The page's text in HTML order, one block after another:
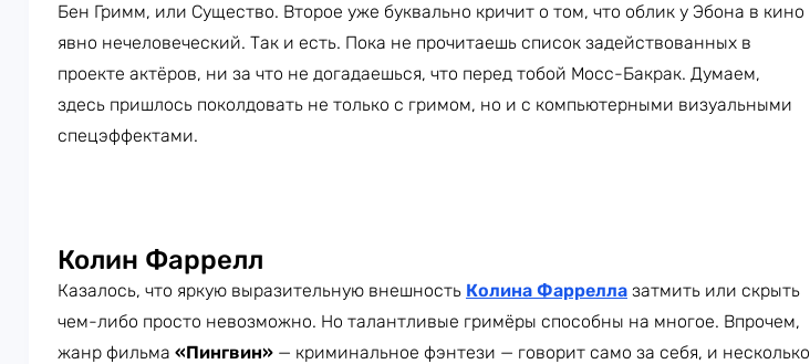
Бен Гримм, или Существо. Второе уже буквально кричит о том, что облик у Эбона в кино
явно нечеловеческий. Так и есть. Пока не прочитаешь список задействованных в
проекте актёров, ни за что не догадаешься, что перед тобой Мосс-Бакрак. Думаем,
здесь пришлось поколдовать не только с гримом, но и с компьютерными визуальными
спецэффектами.
Колин Фаррелл
Казалось, что яркую выразительную внешность Колина Фаррелла затмить или скрыть
чем-либо просто невозможно. Но талантливые гримёры способны на многое. Впрочем,
жанр фильма «Пингвин» — криминальное фэнтези — говорит само за себя, и несколько